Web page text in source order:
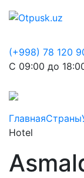
(+998) 78 120
С 09:00 до
ГлавнаяСтраны
Hotel